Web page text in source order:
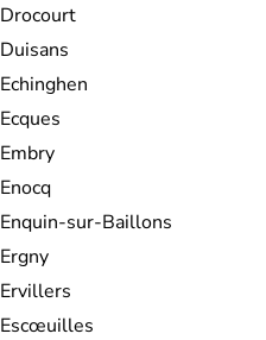
Drocourt
Duisans
Echinghen
Ecques
Embry
Enocq
Enquin-sur-Baillons
Ergny
Ervillers
Escœuilles